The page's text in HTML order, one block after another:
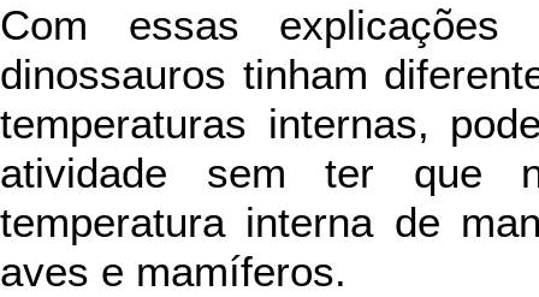
Com essas
dinossauros tinham
temperaturas internas,
atividade sem ter que
temperatura interna de
aves e mamíferos.